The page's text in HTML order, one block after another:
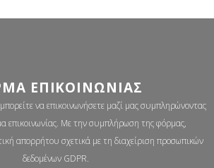
ΕΠΙΚΟΙΝΩΝΊΑΣ
να επικοινωνήσετε μαζί μας συμπληρώνοντας
επικοινωνίας. Με την συμπλήρωση της φόρμας,
απορρήτου σχετικά με τη διαχείριση προσωπικών
δεδομένων GDPR.